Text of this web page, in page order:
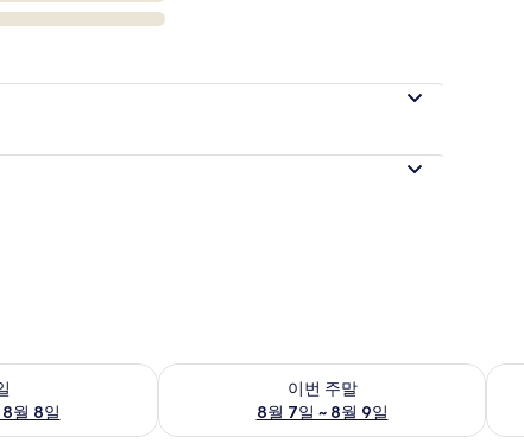
월 8일
인, 8월 7일 ~ 8월 8일
이번 주말
8월 7일 ~ 8월 9일
이번 주말 예약 가능 여부 확인, 8월 7일 ~ 8월
다